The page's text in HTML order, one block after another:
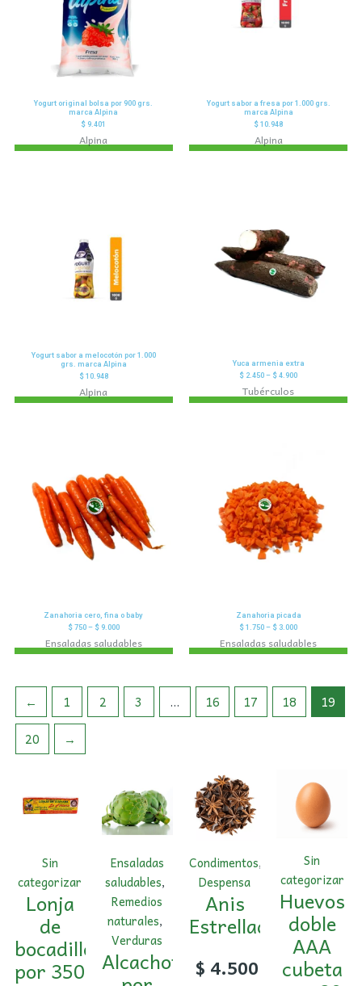
Yogurt original bolsa por 900 grs.
marca Alpina
$ 9.401
Alpina
Yogurt sabor a fresa por 1.000 grs.
marca Alpina
$ 10.948
Alpina
Yogurt sabor a melocotón por 1.000
grs. marca Alpina
$10.948
Alpina
Yuca armenia extra
$ 2.450 – $ 4.900
Tubérculos
Zanahoria cero, fina o baby
$750– $9.000
Ensaladas saludables
Zanahoria picada
$ 1.750 – $ 3.000
Ensaladas saludables
← 1 2 3 … 16 17 18
19
20
→
Sin
categorizar
Lonja
de
bocadillo
por 350
Ensaladas
saludables,
Remedios
naturales,
Verduras
Alcachofa
Condimentos,
Despensa
Anis
Estrellado
$ 4.500
Sin
categorizar
Huevos
doble
AAA
cubeta